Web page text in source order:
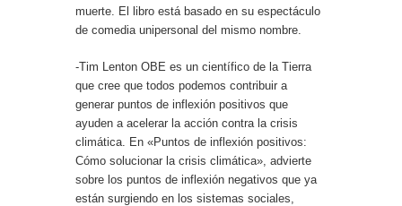
muerte. El libro está basado en su espectáculo
de comedia unipersonal del mismo nombre.
-Tim Lenton OBE es un científico de la Tierra
que cree que todos podemos contribuir a
generar puntos de inflexión positivos que
ayuden a acelerar la acción contra la crisis
climática. En «Puntos de inflexión positivos:
Cómo solucionar la crisis climática», advierte
sobre los puntos de inflexión negativos que ya
están surgiendo en los sistemas sociales,